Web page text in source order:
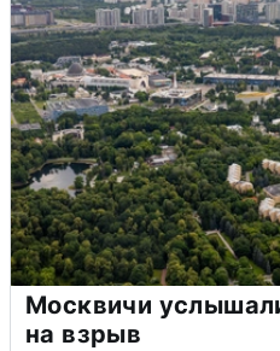
Москвичи
на взрыв